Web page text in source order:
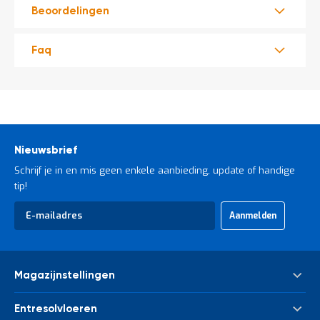
t
Mijn
Beoordelingen
Faq
Nieuwsbrief
Schrijf je in en mis geen enkele aanbieding, update of handige
tip!
Abonneer
op
Aanmelden
Magazijnstellingen
Entresolvloeren